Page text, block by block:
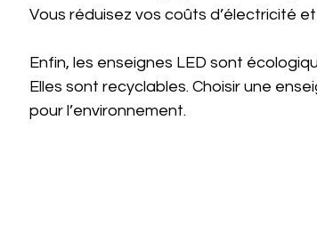
Vous réduisez vos coûts d’électricité
Enfin, les enseignes LED sont
Elles sont recyclables. Choisir une
pour l’environnement.